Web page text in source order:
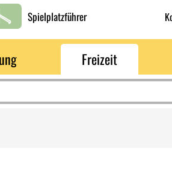
Spielplatzführer
Freizeit